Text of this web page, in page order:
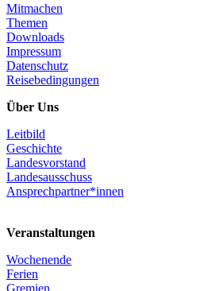
Mitmachen
Themen
Downloads
Impressum
Datenschutz
Reisebedingungen
Über Uns
Leitbild
Geschichte
Landesvorstand
Landesausschuss
Ansprechpartner*innen
Veranstaltungen
Wochenende
Ferien
Gremien